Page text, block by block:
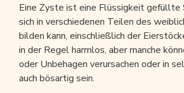
Eine Zyste ist eine Flüssigkeit gefüllte
sich in verschiedenen Teilen des
bilden kann, einschließlich der
in der Regel harmlos, aber manche
oder Unbehagen verursachen oder in
auch bösartig sein.